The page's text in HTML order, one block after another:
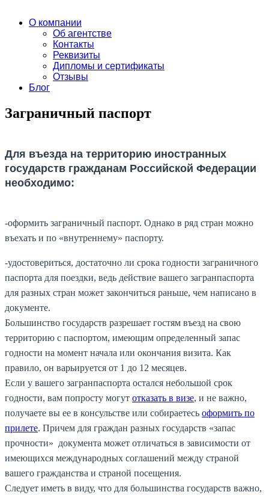
О компании
Об агентстве
Контакты
Реквизиты
Дипломы и сертификаты
Отзывы
Блог
Заграничный паспорт
Для въезда на территорию иностранных
государств гражданам Российской Федерации
необходимо:
-оформить заграничный паспорт. Однако в ряд стран можно
въехать и по «внутреннему» паспорту.
-удостовериться, достаточно ли срока годности заграничного
паспорта для поездки, ведь действие вашего загранпаспорта
для разных стран может закончиться раньше, чем написано в
документе.
Большинство государств разрешает гостям въезд на свою
территорию с паспортом, имеющим определенный запас
годности на момент начала или окончания визита. Как
правило, он варьируется от 1 до 12 месяцев.
Если у вашего загранпаспорта остался небольшой срок
годности, вам попросту могут отказать в визе, и не важно,
получаете вы ее в консульстве или собираетесь оформить по
прилете. Причем для граждан разных государств «запас
прочности» документа может отличаться в зависимости от
имеющихся международных соглашений между страной
вашего гражданства и страной посещения.
Следует иметь в виду, что для большинства государств важно,